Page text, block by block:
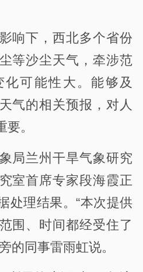
响下，西北多个省份
等沙尘天气，牵涉范
化可能性大。能够及
气的相关预报，对人
。
局兰州干旱气象研究
室首席专家段海霞正
处理结果。“本次提供
围、时间都经受住了
的同事雷雨虹说。